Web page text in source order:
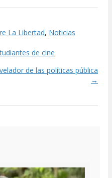
La Libertad, Noticias
de cine
de las políticas pública
→